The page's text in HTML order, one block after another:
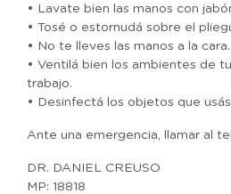
• Lavate bien las manos con
• Tosé o estornudá sobre el
• No te lleves las manos a la cara.
• Ventilá bien los ambientes de
trabajo.
• Desinfectá los objetos que
Ante una emergencia, llamar al
DR. DANIEL CREUSO
MP: 18818